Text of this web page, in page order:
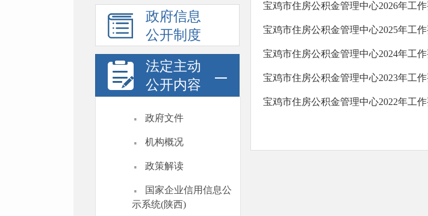
政府信息
公开制度
法定主动
公开内容
· 政府文件
· 机构概况
· 政策解读
·
国家企业信用信息公
示系统(陕西)
宝鸡市住房公积金管理中心2026年工
宝鸡市住房公积金管理中心2025年工
宝鸡市住房公积金管理中心2024年工
宝鸡市住房公积金管理中心2023年工
宝鸡市住房公积金管理中心2022年工